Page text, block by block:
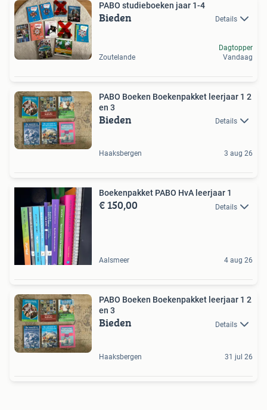
PABO studieboeken jaar 1-4
Bieden Details
Zoutelande
Dagtopper
Vandaag
PABO Boeken Boekenpakket leerjaar 1 2
en 3
Bieden Details
Haaksbergen 3 aug 26
Boekenpakket PABO HvA leerjaar 1
€ 150,00 Details
Aalsmeer 4 aug 26
PABO Boeken Boekenpakket leerjaar 1 2
en 3
Bieden Details
Haaksbergen 31 jul 26